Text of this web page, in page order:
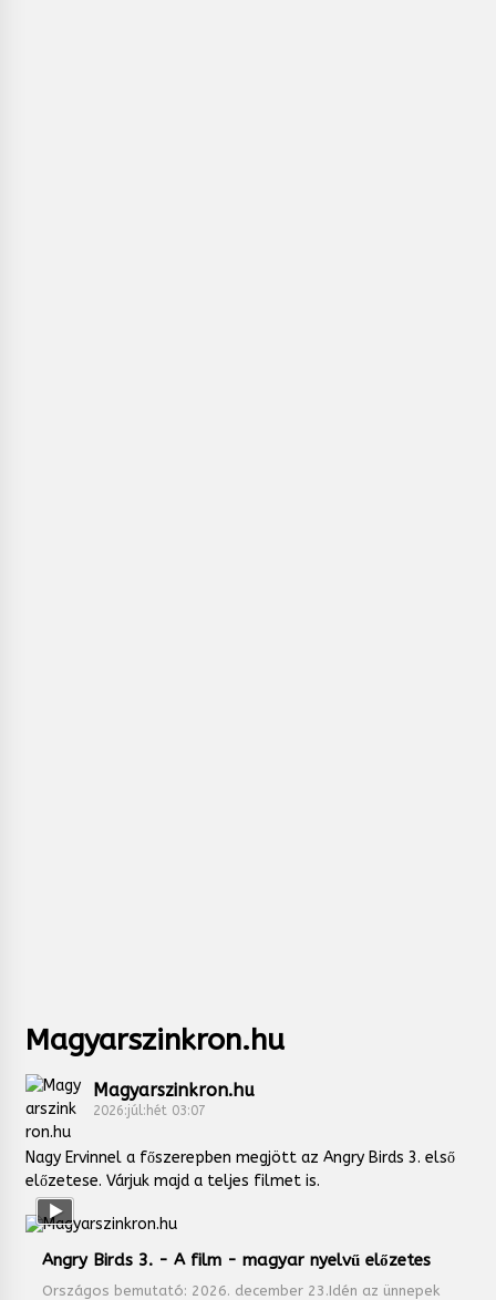
Magyarszinkron.hu
Magyarszinkron.hu
2026:júl:hét 03:07
Nagy Ervinnel a főszerepben megjött az Angry Birds 3. első
előzetese. Várjuk majd a teljes filmet is.
Angry Birds 3. - A film - magyar nyelvű előzetes
Országos bemutató: 2026. december 23.Idén az ünnepek